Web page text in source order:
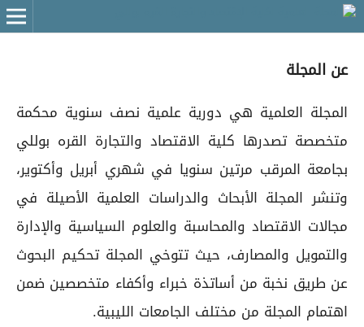
عن المجلة
المجلة العلمية هي دورية علمية نصف سنوية محكمة
متخصصة تصدرها كلية الاقتصاد والتجارة القره بوللي
بجامعة المرقب مرتين سنويا في شهري أبريل وأكتوير،
وتنشر المجلة الأبحاث والدراسات العلمية الأصيلة في
مجالات الاقتصاد والمحاسبة والعلوم السياسية والإدارة
والتمويل والمصارف، حيث تتوخي المجلة تحكيم البحوث
عن طريق نخبة من أساتذة خبراء وأكفاء متخصصين ضمن
اهتمام المجلة من مختلف الجامعات الليبية.